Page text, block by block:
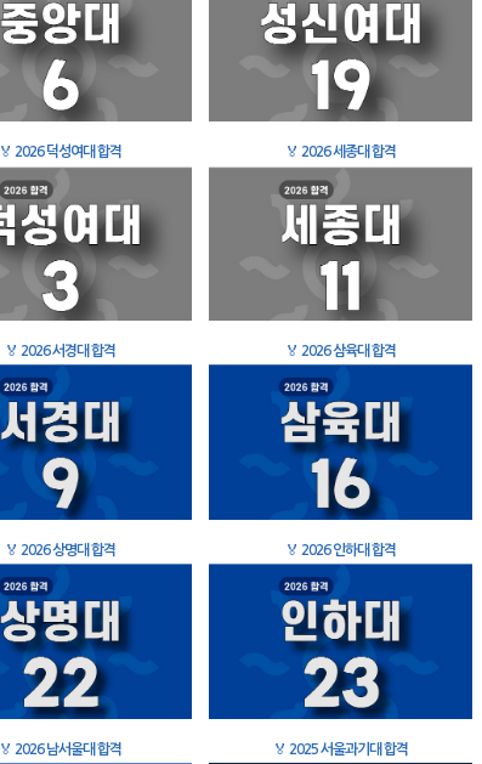
🏅 2026 덕성여대 합격 🏅 2026 세종대 합격
🏅 2026 서경대 합격 🏅 2026 삼육대 합격
🏅 2026 상명대 합격 🏅 2026 인하대 합격
🏅 2026 남서울대 합격 🏅 2025 서울과기대 합격